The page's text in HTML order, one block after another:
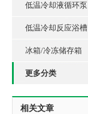
低温冷却液循环泵
低温冷却反应浴槽
冰箱/冷冻储存箱
更多分类
相关文章